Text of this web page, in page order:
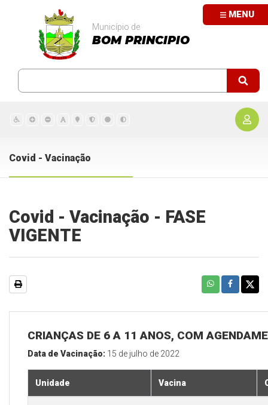
MENU
Município de
BOM PRINCIPIO
Covid - Vacinação
Covid - Vacinação - FASE
VIGENTE
CRIANÇAS DE 6 A 11 ANOS, COM
Data de Vacinação: 15 de julho de 2022
Unidade Vacina